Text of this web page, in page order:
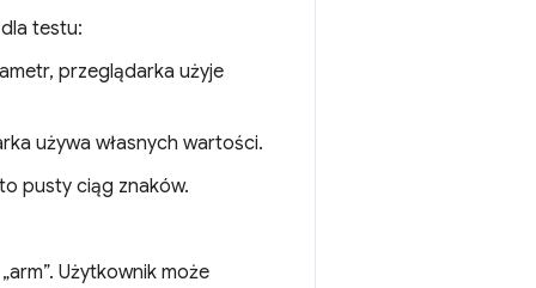
testu:
przeglądarka użyje
używa własnych wartości.
pusty ciąg znaków.
Użytkownik może